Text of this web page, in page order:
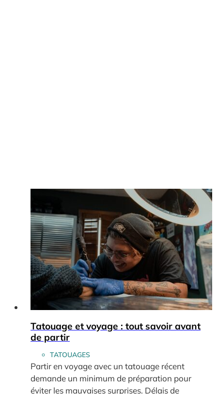
Tatouage et voyage : tout savoir avant
de partir
TATOUAGES
Partir en voyage avec un tatouage récent
demande un minimum de préparation pour
éviter les mauvaises surprises. Délais de